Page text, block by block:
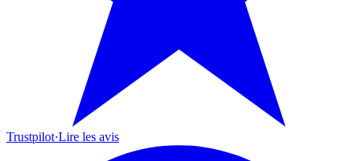
Trustpilot·Lire les avis